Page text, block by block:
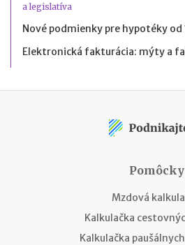
a legislatíva
Nové podmienky pre hypotéky od
Elektronická fakturácia: mýty a
Pomôcky
Mzdová
Kalkulačka
Kalkulačka